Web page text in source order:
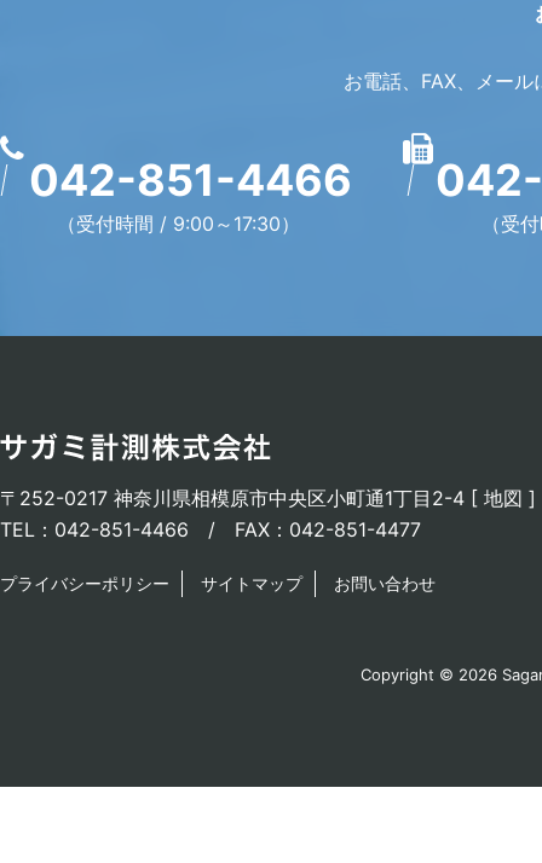
お電話、FAX、メー
042-851-4466
（受付時間 / 9:00～17:30） （受
〒252-0217 神奈川県相模原市中央区小町通1丁目2-4 [ 地図 ]
TEL：042-851-4466 / FAX：042-851-4477
プライバシーポリシー サイトマップ お問い合わせ
Copyright © 2026